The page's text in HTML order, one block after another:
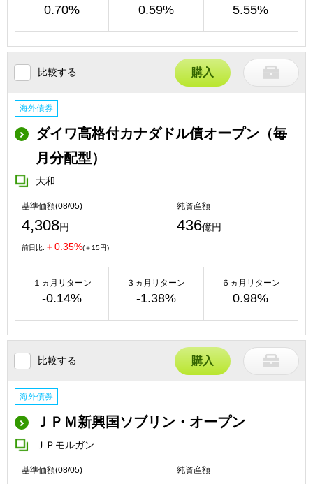
0.70% 0.59% 5.55%
比較する 購入
海外債券
ダイワ高格付カナダドル債オープン（毎
月分配型）
大和
基準価額(08/05)
4,308円
純資産額
436億円
前日比: ＋0.35%(＋15円)
１ヵ月リターン
-0.14%
３ヵ月リターン
-1.38%
６ヵ月リターン
0.98%
比較する 購入
海外債券
ＪＰＭ新興国ソブリン・オープン
ＪＰモルガン
基準価額(08/05) 純資産額